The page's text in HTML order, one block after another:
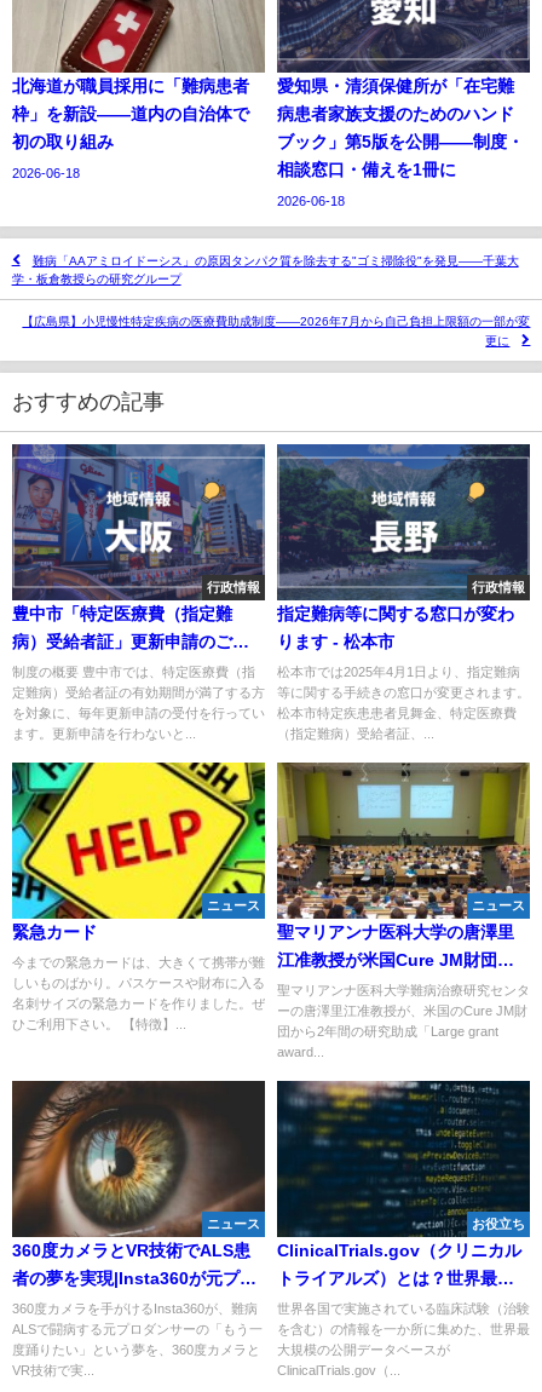
北海道が職員採用に「難病患者
枠」を新設——道内の自治体で
初の取り組み
2026-06-18
愛知県・清須保健所が「在宅難
病患者家族支援のためのハンド
ブック」第5版を公開——制度・
相談窓口・備えを1冊に
2026-06-18
難病「AAアミロイドーシス」の原因タンパク質を除去する"ゴミ掃除役"を発見——千葉大
学・板倉教授らの研究グループ
【広島県】小児慢性特定疾病の医療費助成制度——2026年7月から自己負担上限額の一部が変
更に
おすすめの記事
行政情報
豊中市「特定医療費（指定難
病）受給者証」更新申請のご案
内
制度の概要 豊中市では、特定医療費（指
定難病）受給者証の有効期間が満了する方
を対象に、毎年更新申請の受付を行ってい
ます。更新申請を行わないと...
行政情報
指定難病等に関する窓口が変わ
ります - 松本市
松本市では2025年4月1日より、指定難病
等に関する手続きの窓口が変更されます。
松本市特定疾患患者見舞金、特定医療費
（指定難病）受給者証、...
ニュース
緊急カード
今までの緊急カードは、大きくて携帯が難
しいものばかり。パスケースや財布に入る
名刺サイズの緊急カードを作りました。ぜ
ひご利用下さい。 【特徴】...
ニュース
聖マリアンナ医科大学の唐澤里
江准教授が米国Cure JM財団か
ら若年性皮膚筋炎研究で国際的
研究助成を獲得
聖マリアンナ医科大学難病治療研究センタ
ーの唐澤里江准教授が、米国のCure JM財
団から2年間の研究助成「Large grant
award...
ニュース
360度カメラとVR技術でALS患
者の夢を実現|Insta360が元プロ
ダンサーの「もう一度踊りた
い」を叶える
360度カメラを手がけるInsta360が、難病
ALSで闘病する元プロダンサーの「もう一
度踊りたい」という夢を、360度カメラと
VR技術で実...
お役立ち
ClinicalTrials.gov（クリニカル
トライアルズ）とは？世界最大
の臨床試験・治験情報データベ
ース
世界各国で実施されている臨床試験（治験
を含む）の情報を一か所に集めた、世界最
大規模の公開データベースが
ClinicalTrials.gov（...